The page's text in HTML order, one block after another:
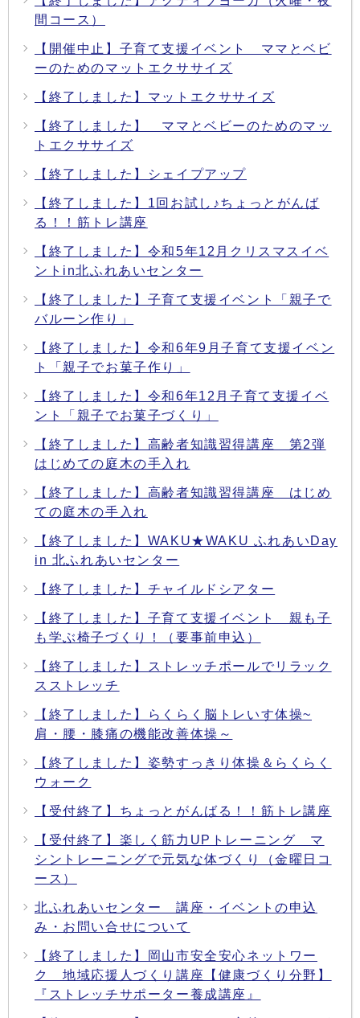
間コース）
【開催中止】子育て支援イベント ママとベビ
ーのためのマットエクササイズ
【終了しました】マットエクササイズ
【終了しました】 ママとベビーのためのマッ
トエクササイズ
【終了しました】シェイプアップ
【終了しました】1回お試し♪ちょっとがんば
る！！筋トレ講座
【終了しました】令和5年12月クリスマスイベ
ントin北ふれあいセンター
【終了しました】子育て支援イベント「親子で
バルーン作り」
【終了しました】令和6年9月子育て支援イベン
ト「親子でお菓子作り」
【終了しました】令和6年12月子育て支援イベ
ント「親子でお菓子づくり」
【終了しました】高齢者知識習得講座 第2弾
はじめての庭木の手入れ
【終了しました】高齢者知識習得講座 はじめ
ての庭木の手入れ
【終了しました】WAKU★WAKU ふれあいDay
in 北ふれあいセンター
【終了しました】チャイルドシアター
【終了しました】子育て支援イベント 親も子
も学ぶ椅子づくり！（要事前申込）
【終了しました】ストレッチポールでリラック
スストレッチ
【終了しました】らくらく脳トレいす体操~
肩・腰・膝痛の機能改善体操～
【終了しました】姿勢すっきり体操＆らくらく
ウォーク
【受付終了】ちょっとがんばる！！筋トレ講座
【受付終了】楽しく筋力UPトレーニング マ
シントレーニングで元気な体づくり（金曜日コ
ース）
北ふれあいセンター 講座・イベントの申込
み・お問い合せについて
【終了しました】岡山市安全安心ネットワー
ク 地域応援人づくり講座【健康づくり分野】
『ストレッチサポーター養成講座』